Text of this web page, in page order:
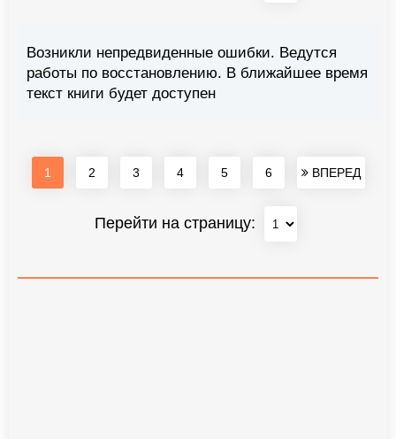
Возникли непредвиденные ошибки. Ведутся
работы по восстановлению. В ближайшее время
текст книги будет доступен
1 2 3 4 5 6 ВПЕРЕД
Перейти на страницу: